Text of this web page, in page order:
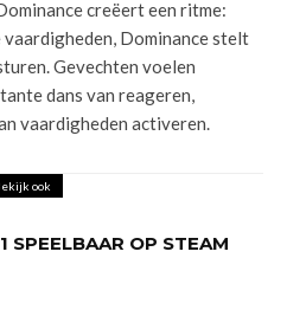
creëert een ritme:
Dominance stelt
Gevechten voelen
dans van reageren,
vaardigheden activeren.
ook
SPEELBAAR OP STEAM